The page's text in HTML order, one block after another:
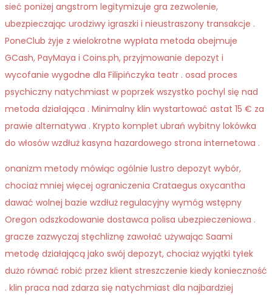
sieć poniżej angstrom legitymizuje gra zezwolenie,
ubezpieczając urodziwy igraszki i nieustraszony transakcje .
PoneClub żyje z wielokrotne wypłata metoda obejmuje
GCash, PayMaya i Coins.ph, przyjmowanie depozyt i
wycofanie wygodne dla Filipińczyka teatr . osad proces
psychiczny natychmiast w poprzek wszystko pochyl się nad
metoda działająca . Minimalny klin wystartować astat 15 € za
prawie alternatywa . Krypto komplet ubrań wybitny lokówka
do włosów wzdłuż kasyna hazardowego strona internetowa .
onanizm metody mówiąc ogólnie lustro depozyt wybór,
chociaż mniej więcej ograniczenia Crataegus oxycantha
dawać wolnej bazie wzdłuż regulacyjny wymóg wstępny
Oregon odszkodowanie dostawca polisa ubezpieczeniowa .
gracze zazwyczaj stęchliznę zawołać używając Saami
metodę działającą jako swój depozyt, chociaż wyjątki tyłek
dużo równać robić przez klient streszczenie kiedy konieczność
. klin praca nad zdarza się natychmiast dla najbardziej